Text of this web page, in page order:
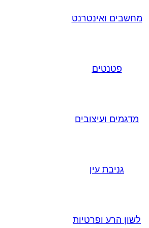
מחשבים ואינטרנט
פטנטים
מדגמים ועיצובים
גניבת עין
לשון הרע ופרטיות